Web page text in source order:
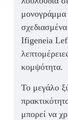
μονογράμμα
Ifigeneia
κομψότητα.
Το μεγάλο
μπορεί να